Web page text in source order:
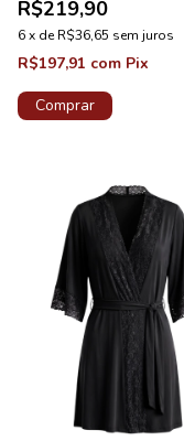
R$219,90
6x deR$36,65 sem juros
R$197,91 com Pix
Comprar